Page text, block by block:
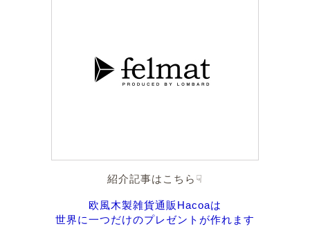
紹介記事はこちら☟
欧風木製雑貨通販Hacoaは
世界に一つだけのプレゼントが作れます